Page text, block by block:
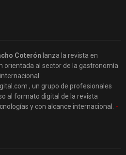
Coterón lanza la revista en
orientada al sector de la gastronomía
, un grupo de profesionales
al formato digital de la revista
y con alcance internacional.
-